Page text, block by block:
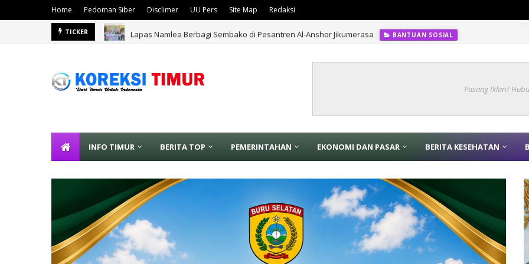
Home Pedoman Siber Disclimer UU Pers Site Map Redaksi
TICKER Lapas Namlea Berbagi Sembako di Pesantren Al-Anshor Jikumerasa BANTUAN SOSIAL
Pasang Iklan?
INFO TIMUR BERITA TOP PEMERINTAHAN EKONOMI DAN PASAR BERITA KESEHATAN